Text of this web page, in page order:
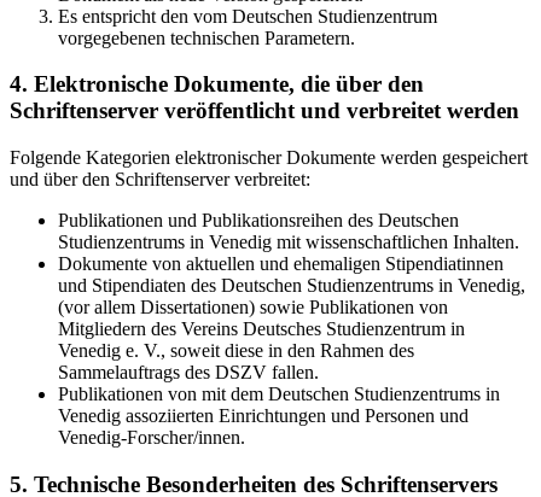
Es entspricht den vom Deutschen Studienzentrum
vorgegebenen technischen Parametern.
4. Elektronische Dokumente, die über den
Schriftenserver veröffentlicht und verbreitet werden
Folgende Kategorien elektronischer Dokumente werden gespeichert
und über den Schriftenserver verbreitet:
Publikationen und Publikationsreihen des Deutschen
Studienzentrums in Venedig mit wissenschaftlichen Inhalten.
Dokumente von aktuellen und ehemaligen Stipendiatinnen
und Stipendiaten des Deutschen Studienzentrums in Venedig,
(vor allem Dissertationen) sowie Publikationen von
Mitgliedern des Vereins Deutsches Studienzentrum in
Venedig e. V., soweit diese in den Rahmen des
Sammelauftrags des DSZV fallen.
Publikationen von mit dem Deutschen Studienzentrums in
Venedig assoziierten Einrichtungen und Personen und
Venedig-Forscher/innen.
5. Technische Besonderheiten des Schriftenservers